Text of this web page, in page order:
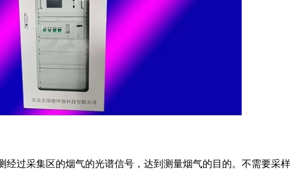
经过采集区的烟气的光谱信号，达到测量烟气的目的。不需要采